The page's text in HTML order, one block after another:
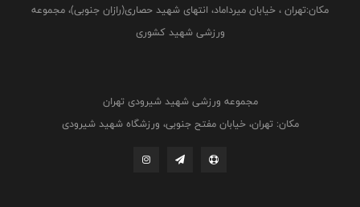
مکان:تهران ، خیابان میرداماد، انتهای شهید حصاری(رازان جنوبی)، مجموعه
ورزشی شهید کشوری
مجموعه ورزشی شهید شیرودی تهران
مکان: تهران، خیابان مفتح جنوبی، ورزشگاه شهید شیرودی